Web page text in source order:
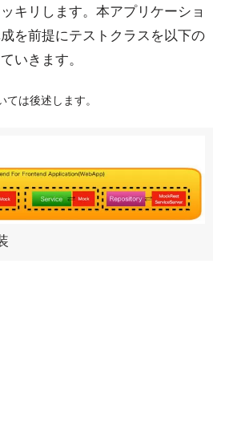
キリします。本アプリケーショ
を前提にテストクラスを以下の
いきます。
は後述します。